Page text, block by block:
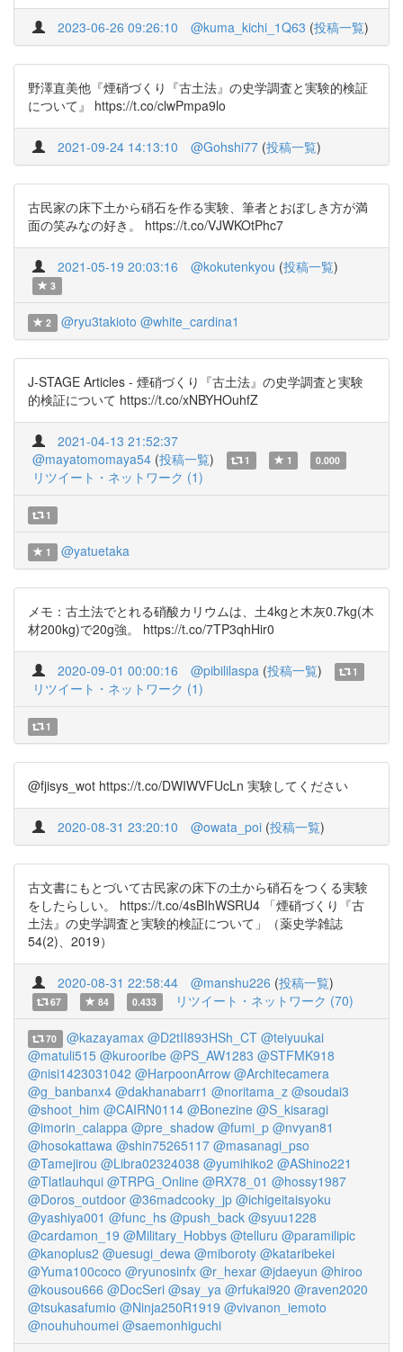
2023-06-26 09:26:10 @kuma_kichi_1Q63 (投稿一覧)
野澤直美他『煙硝づくり『古土法』の史学調査と実験的検証
について』 https://t.co/clwPmpa9lo
2021-09-24 14:13:10 @Gohshi77 (投稿一覧)
古民家の床下土から硝石を作る実験、筆者とおぼしき方が満
面の笑みなの好き。 https://t.co/VJWKOtPhc7
2021-05-19 20:03:16 @kokutenkyou (投稿一覧)
3
2 @ryu3takioto @white_cardina1
J-STAGE Articles - 煙硝づくり『古土法』の史学調査と実験
的検証について https://t.co/xNBYHOuhfZ
2021-04-13 21:52:37
@mayatomomaya54 (投稿一覧) 1 1 0.000
リツイート・ネットワーク (1)
1
1 @yatuetaka
メモ：古土法でとれる硝酸カリウムは、土4kgと木灰0.7kg(木
材200kg)で20g強。 https://t.co/7TP3qhHir0
2020-09-01 00:00:16 @pibililaspa (投稿一覧) 1
リツイート・ネットワーク (1)
1
@fjisys_wot https://t.co/DWIWVFUcLn 実験してください
2020-08-31 23:20:10 @owata_poi (投稿一覧)
古文書にもとづいて古民家の床下の土から硝石をつくる実験
をしたらしい。 https://t.co/4sBIhWSRU4 「煙硝づくり『古
土法』の史学調査と実験的検証について」（薬史学雑誌
54(2)、2019）
2020-08-31 22:58:44 @manshu226 (投稿一覧)
67 84 0.433 リツイート・ネットワーク (70)
70 @kazayamax @D2tII893HSh_CT @teiyuukai
@matuli515 @kurooribe @PS_AW1283 @STFMK918
@nisi1423031042 @HarpoonArrow @Architecamera
@g_banbanx4 @dakhanabarr1 @noritama_z @soudai3
@shoot_him @CAIRN0114 @Bonezine @S_kisaragi
@imorin_calappa @pre_shadow @fumi_p @nvyan81
@hosokattawa @shin75265117 @masanagi_pso
@Tamejirou @Libra02324038 @yumihiko2 @AShino221
@Tlatlauhqui @TRPG_Online @RX78_01 @hossy1987
@Doros_outdoor @36madcooky_jp @ichigeitaisyoku
@yashiya001 @func_hs @push_back @syuu1228
@cardamon_19 @Military_Hobbys @telluru @paramilipic
@kanoplus2 @uesugi_dewa @miboroty @kataribekei
@Yuma100coco @ryunosinfx @r_hexar @jdaeyun @hiroo
@kousou666 @DocSeri @say_ya @rfukai920 @raven2020
@tsukasafumio @Ninja250R1919 @vivanon_iemoto
@nouhuhoumei @saemonhiguchi